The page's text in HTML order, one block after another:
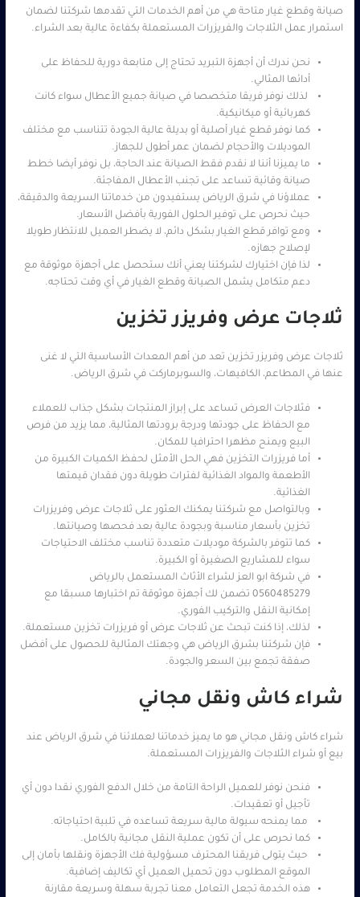
صيانة وقطع غيار متاحة هي من أهم الخدمات التي تقدمها شركتنا لضمان
استمرار عمل الثلاجات والفريزرات المستعملة بكفاءة عالية بعد الشراء.
نحن ندرك أن أجهزة التبريد تحتاج إلى متابعة دورية للحفاظ على
أدائها المثالي.
لذلك نوفر فريقا متخصصا في صيانة جميع الأعطال سواء كانت
كهربائية أو ميكانيكية.
كما نوفر قطع غيار أصلية أو بديلة عالية الجودة تتناسب مع مختلف
الموديلات والأحجام لضمان عمر أطول للجهاز.
ما يميزنا أننا لا نقدم فقط الصيانة عند الحاجة، بل نوفر أيضا خطط
صيانة وقائية تساعد على تجنب الأعطال المفاجئة.
عملاؤنا في شرق الرياض يستفيدون من خدماتنا السريعة والدقيقة،
حيث نحرص على توفير الحلول الفورية بأفضل الأسعار.
ومع توافر قطع الغيار بشكل دائم، لا يضطر العميل للانتظار طويلا
لإصلاح جهازه.
لذا فإن اختيارك لشركتنا يعني أنك ستحصل على أجهزة موثوقة مع
دعم متكامل يشمل الصيانة وقطع الغيار في أي وقت تحتاجه.
ثلاجات عرض وفريزر تخزين
ثلاجات عرض وفريزر تخزين تعد من أهم المعدات الأساسية التي لا غنى
عنها في المطاعم، الكافيهات، والسوبرماركت في شرق الرياض.
فثلاجات العرض تساعد على إبراز المنتجات بشكل جذاب للعملاء
مع الحفاظ على جودتها ودرجة برودتها المثالية، مما يزيد من فرص
البيع ويمنح مظهرا احترافيا للمكان.
أما فريزرات التخزين فهي الحل الأمثل لحفظ الكميات الكبيرة من
الأطعمة والمواد الغذائية لفترات طويلة دون فقدان قيمتها
الغذائية.
وبالتواصل مع شركتنا يمكنك العثور على ثلاجات عرض وفريزرات
تخزين بأسعار مناسبة وبجودة عالية بعد فحصها وصيانتها.
كما تتوفر بالشركة موديلات متعددة تناسب مختلف الاحتياجات
سواء للمشاريع الصغيرة أو الكبيرة.
في شركة ابو العز لشراء الأثاث المستعمل بالرياض
0560485279 تضمن لك أجهزة موثوقة تم اختبارها مسبقا مع
إمكانية النقل والتركيب الفوري.
لذلك، إذا كنت تبحث عن ثلاجات عرض أو فريزرات تخزين مستعملة.
فإن شركتنا بشرق الرياض هي وجهتك المثالية للحصول على أفضل
صفقة تجمع بين السعر والجودة.
شراء كاش ونقل مجاني
شراء كاش ونقل مجاني هو ما يميز خدماتنا لعملائنا في شرق الرياض عند
بيع أو شراء الثلاجات والفريزرات المستعملة.
فنحن نوفر للعميل الراحة التامة من خلال الدفع الفوري نقدا دون أي
تأجيل أو تعقيدات.
مما يمنحه سيولة مالية سريعة تساعده في تلبية احتياجاته.
كما نحرص على أن تكون عملية النقل مجانية بالكامل.
حيث يتولى فريقنا المحترف مسؤولية فك الأجهزة ونقلها بأمان إلى
الموقع المطلوب دون تحميل العميل أي تكاليف إضافية.
هذه الخدمة تجعل التعامل معنا تجربة سهلة وسريعة مقارنة